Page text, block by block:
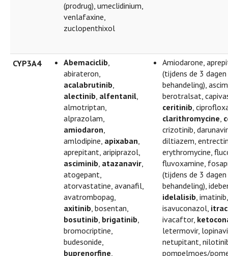
(prodrug), umeclidinium,
venlafaxine,
zuclopenthixol
CYP3A4 Abemaciclib,
abirateron,
acalabrutinib,
alectinib, alfentanil,
almotriptan,
alprazolam,
amiodaron,
amlodipine, apixaban,
aprepitant, aripiprazol,
asciminib, atazanavir,
atogepant,
atorvastatine, avanafil,
avatrombopag,
axitinib, bosentan,
bosutinib, brigatinib,
bromocriptine,
budesonide,
buprenorfine,
Amiodarone,
(tijdens de 3
behandeling),
berotralsat,
ceritinib,
clarithromycine,
crizotinib,
diltiazem,
erythromycine,
fluvoxamine,
(tijdens de 3
behandeling),
idelalisib, imatinib,
isavuconazol,
ivacaftor,
letermovir,
netupitant,
pompelmoes/